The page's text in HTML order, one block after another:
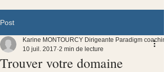
Post
Trouver votre domaine
Karine MONTOURCY Dirigeante Paradigm
10 juil. 2017 2 min de lecture